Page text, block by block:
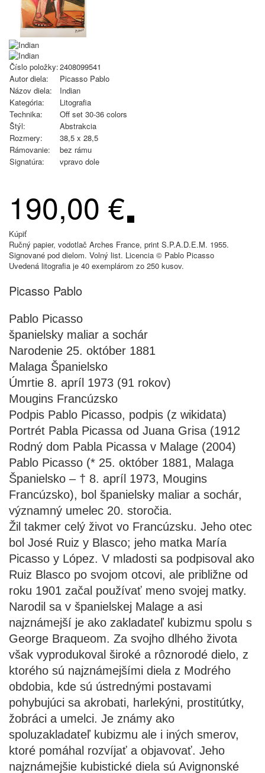
Číslo položky:2408099541
Autor diela:
Picasso Pablo
Názov diela:
Indian
Kategória:
Litografia
Technika:
Off set 30-36 colors
Štýl:
Abstrakcia
Rozmery:
38,5 x 28,5
Rámovanie:
bez rámu
Signatúra:
vpravo dole
190,00 €
Kúpiť
Ručný papier, vodotlač Arches France, print S.P.A.D.E.M. 1955.
Signované pod dielom. Volný list. Licencia © Pablo Picasso
Uvedená litografia je 40 exemplárom zo 250 kusov.
Picasso Pablo
Pablo Picasso
španielsky maliar a sochár
Narodenie 25. október 1881
Malaga Španielsko
Úmrtie 8. apríl 1973 (91 rokov)
Mougins Francúzsko
Podpis Pablo Picasso, podpis (z wikidata)
Portrét Pabla Picassa od Juana Grisa (1912
Rodný dom Pabla Picassa v Malage (2004)
Pablo Picasso (* 25. október 1881, Malaga
Španielsko – † 8. apríl 1973, Mougins
Francúzsko), bol španielsky maliar a sochár,
významný umelec 20. storočia.
Žil takmer celý život vo Francúzsku. Jeho otec
bol José Ruiz y Blasco; jeho matka María
Picasso y López. V mladosti sa podpisoval ako
Ruiz Blasco po svojom otcovi, ale približne od
roku 1901 začal používať meno svojej matky.
Narodil sa v španielskej Malage a asi
najznámejší je ako zakladateľ kubizmu spolu s
George Braqueom. Za svojho dlhého života
však vyprodukoval široké a rôznorodé dielo, z
ktorého sú najznámejšími diela z Modrého
obdobia, kde sú ústrednými postavami
pohybujúci sa akrobati, harlekýni, prostitútky,
žobráci a umelci. Je známy ako
spoluzakladateľ kubizmu ale i iných smerov,
ktoré pomáhal rozvíjať a objavovať. Jeho
najznámejšie kubistické diela sú Avignonské